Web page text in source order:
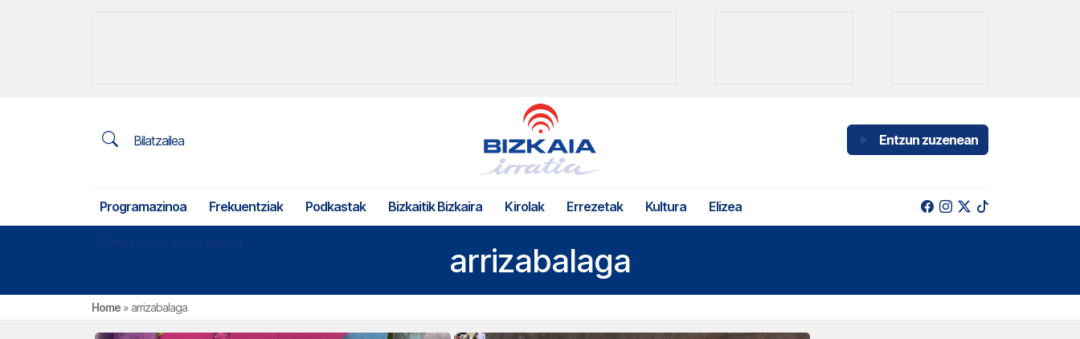
Bilatzailea Entzun zuzenean
Programazinoa Frekuentziak Podkastak Bizkaitik Bizkaira Kirolak Errezetak Kultura Elizea
arrizabalaga
Home » arrizabalaga